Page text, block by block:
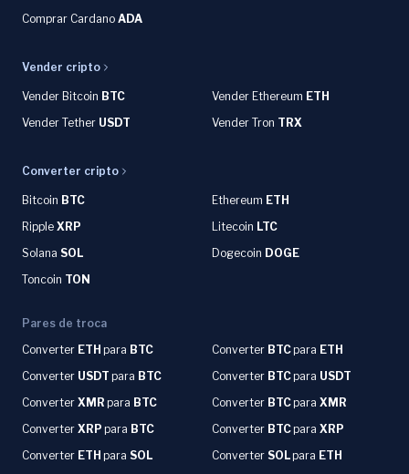
Comprar Cardano ADA
Vender cripto
Vender Bitcoin BTC Vender Ethereum ETH
Vender Tether USDT Vender Tron TRX
Converter cripto
Bitcoin BTC Ethereum ETH
Ripple XRP Litecoin LTC
Solana SOL Dogecoin DOGE
Toncoin TON
Pares de troca
Converter ETH para BTC Converter BTCpara ETH
Converter USDT para BTC Converter BTCpara USDT
Converter XMR para BTC Converter BTCpara XMR
Converter XRP para BTC Converter BTCpara XRP
Converter ETH para SOL Converter SOLpara ETH